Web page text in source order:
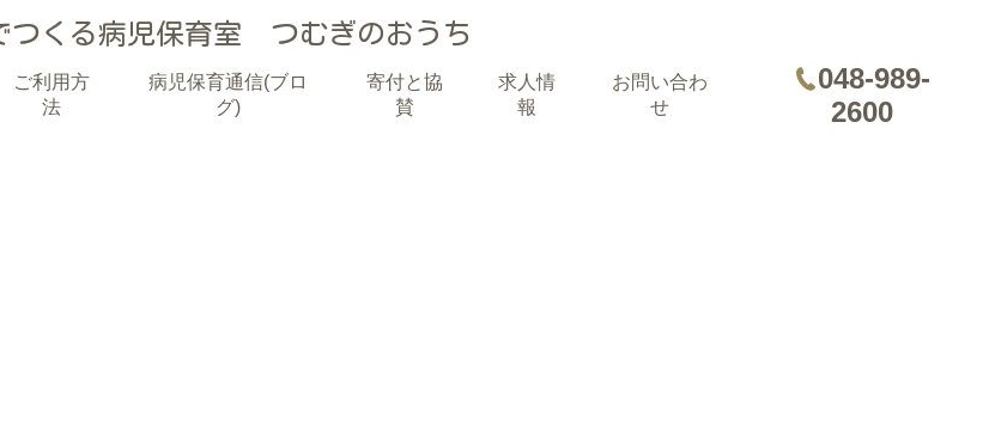
つくる病児保育室 つむぎのおうち
ご利用方
法
病児保育通信(ブロ
グ)
寄付と協
賛
求人情
報
お問い合わ
せ
048-989-
2600